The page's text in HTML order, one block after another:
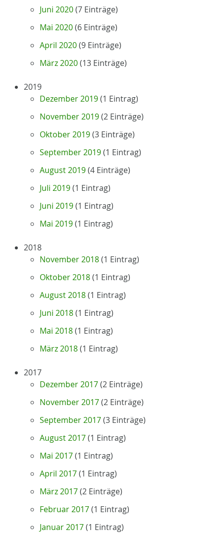
Juni 2020(7 Einträge)
Mai 2020(6 Einträge)
April 2020(9 Einträge)
März 2020(13 Einträge)
2019
Dezember 2019(1 Eintrag)
November 2019(2 Einträge)
Oktober 2019(3 Einträge)
September 2019(1 Eintrag)
August 2019(4 Einträge)
Juli 2019(1 Eintrag)
Juni 2019(1 Eintrag)
Mai 2019(1 Eintrag)
2018
November 2018(1 Eintrag)
Oktober 2018(1 Eintrag)
August 2018(1 Eintrag)
Juni 2018(1 Eintrag)
Mai 2018(1 Eintrag)
März 2018(1 Eintrag)
2017
Dezember 2017(2 Einträge)
November 2017(2 Einträge)
September 2017(3 Einträge)
August 2017(1 Eintrag)
Mai 2017(1 Eintrag)
April 2017(1 Eintrag)
März 2017(2 Einträge)
Februar 2017(1 Eintrag)
Januar 2017(1 Eintrag)